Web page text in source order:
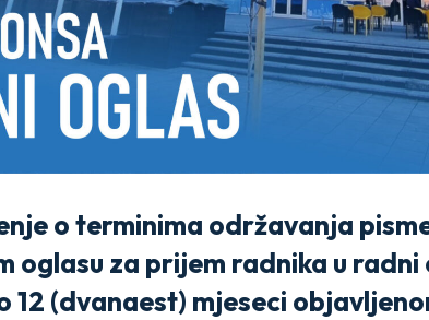
o terminima održavanja
oglasu za prijem radnika u
12 (dvanaest) mjeseci